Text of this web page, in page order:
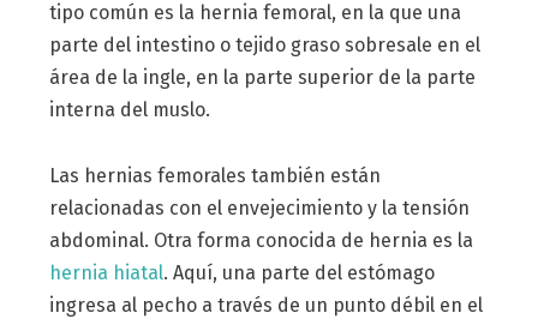
tipo común es la hernia femoral, en la que una
parte del intestino o tejido graso sobresale en el
área de la ingle, en la parte superior de la parte
interna del muslo.
Las hernias femorales también están
relacionadas con el envejecimiento y la tensión
abdominal. Otra forma conocida de hernia es la
hernia hiatal. Aquí, una parte del estómago
ingresa al pecho a través de un punto débil en el